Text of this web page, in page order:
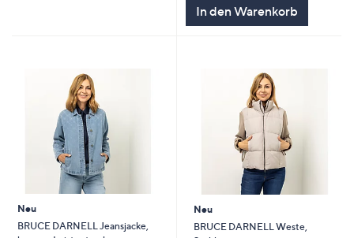
In den Warenkorb
Neu
BRUCE DARNELL Jeansjacke,
Neu
BRUCE DARNELL Weste,